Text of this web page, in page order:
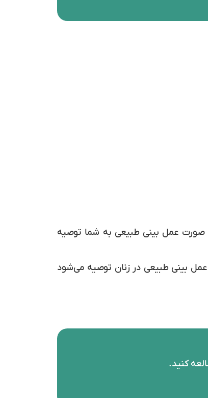
صورت عمل بینی طبیعی به شما توصیه
اگر دارای پوست خیلی ضخیم و یا خیلی نازک هستید عمل بینی طبیعی گزینه مناسبی برای شما نخواهد بود. برای عمل بینی طبیعی در زنان توصیه می‌‎شود
کنید.